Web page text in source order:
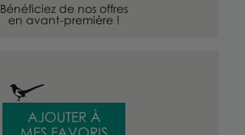
Bénéficiez de nos offres
en avant-première !
AJOUTER À